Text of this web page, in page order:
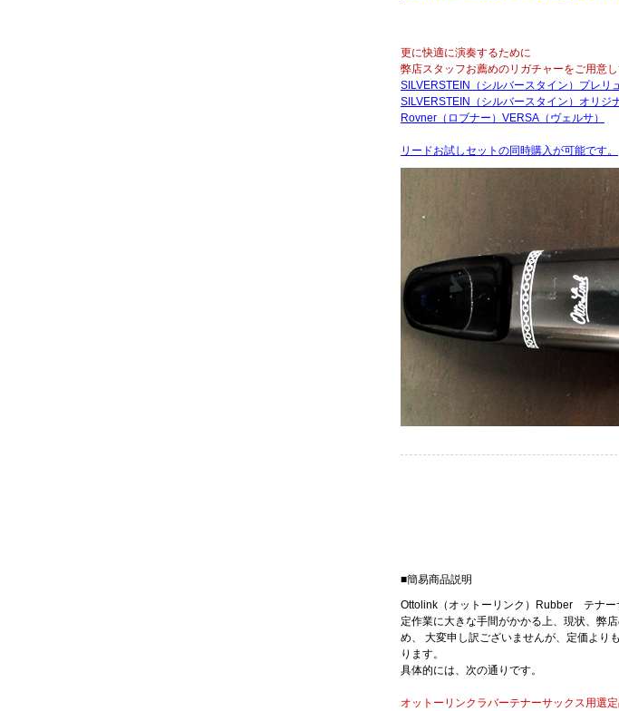
更に快適に演奏するために
弊店スタッフお薦めのリガチャーをご用意し
SILVERSTEIN（シルバースタイン）プレリ
SILVERSTEIN（シルバースタイン）オリジ
Rovner（ロブナー）VERSA（ヴェルサ）
リードお試しセットの同時購入が可能です。
■簡易商品説明
Ottolink（オットーリンク）Rubber テナー
定作業に大きな手間がかかる上、現状、弊
め、 大変申し訳ございませんが、定価より
ります。
具体的には、次の通りです。
オットーリンクラバーテナーサックス用選